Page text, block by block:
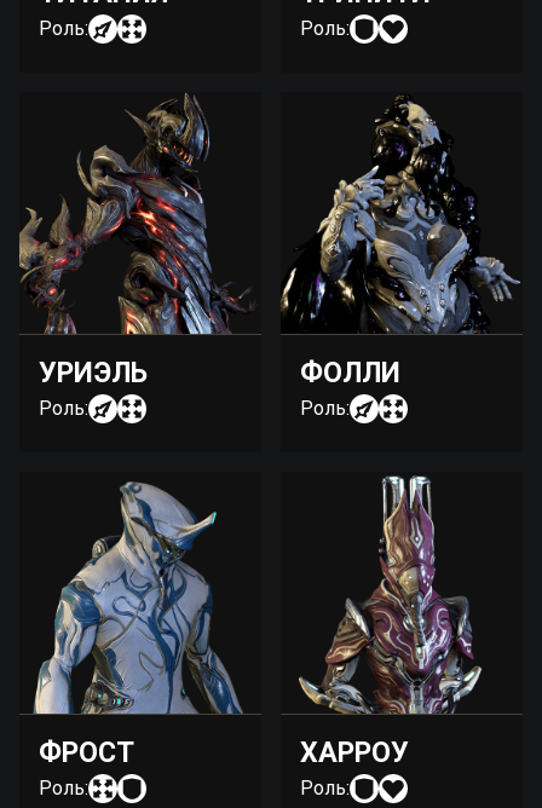
Роль: Роль:
УРИЭЛЬ
Роль:
ФОЛЛИ
Роль:
ФРОСТ
Роль:
ХАРРОУ
Роль: